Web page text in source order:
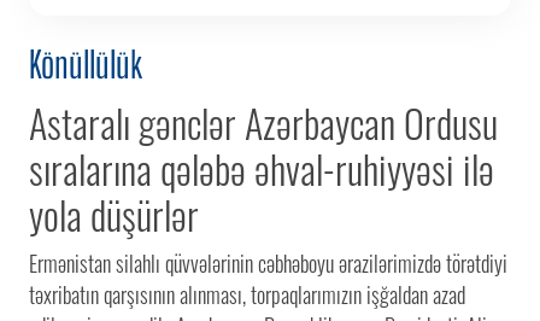
Könüllülük
Astaralı gənclər Azərbaycan Ordusu
sıralarına qələbə əhval-ruhiyyəsi ilə
yola düşürlər
Ermənistan silahlı qüvvələrinin cəbhəboyu ərazilərimizdə törətdiyi
təxribatın qarşısının alınması, torpaqlarımızın işğaldan azad